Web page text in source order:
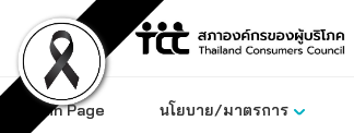
content
Main Page นโยบาย/มาตรการ